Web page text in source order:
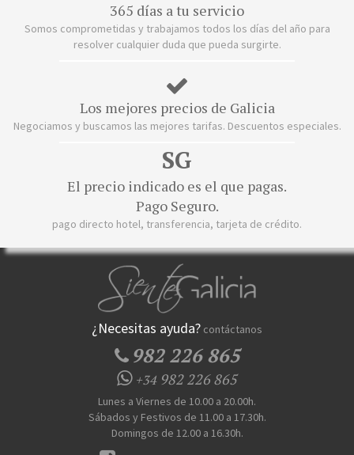
365 días a tu servicio
Somos comprometidas y trabajamos todos los días del año para
resolver cualquier duda que pueda surgirte.
Los mejores precios de Galicia
Negociamos y buscamos las mejores tarifas. Descuentos especiales.
SG
El precio indicado es el que pagas.
Pago Seguro.
pago directo hotel, transferencia, tarjeta de crédito.
¿Necesitas ayuda? contáctanos
982 226 865
+34982 226 865
Lunes a Viernes de 10.00 a 20.00h.
Sábados y Festivos de 11.00 a 17.30h.
Domingos de 12.00 a 16.30h.